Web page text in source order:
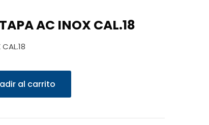
AC INOX CAL.18
al carrito